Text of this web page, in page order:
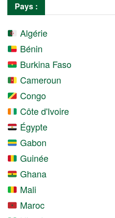
Pays :
Algérie
Bénin
Burkina Faso
Cameroun
Congo
Côte d'Ivoire
Égypte
Gabon
Guinée
Ghana
Mali
Maroc